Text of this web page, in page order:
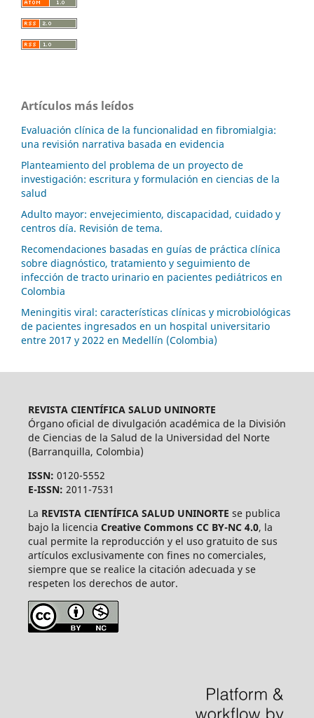
Artículos más leídos
Evaluación clínica de la funcionalidad en fibromialgia:
una revisión narrativa basada en evidencia
Planteamiento del problema de un proyecto de
investigación: escritura y formulación en ciencias de la
salud
Adulto mayor: envejecimiento, discapacidad, cuidado y
centros día. Revisión de tema.
Recomendaciones basadas en guías de práctica clínica
sobre diagnóstico, tratamiento y seguimiento de
infección de tracto urinario en pacientes pediátricos en
Colombia
Meningitis viral: características clínicas y microbiológicas
de pacientes ingresados en un hospital universitario
entre 2017 y 2022 en Medellín (Colombia)
REVISTA CIENTÍFICA SALUD UNINORTE
Órgano oficial de divulgación académica de la División
de Ciencias de la Salud de la Universidad del Norte
(Barranquilla, Colombia)
ISSN: 0120-5552
E-ISSN: 2011-7531
La REVISTA CIENTÍFICA SALUD UNINORTE se publica
bajo la licencia Creative Commons CC BY-NC 4.0, la
cual permite la reproducción y el uso gratuito de sus
artículos exclusivamente con fines no comerciales,
siempre que se realice la citación adecuada y se
respeten los derechos de autor.